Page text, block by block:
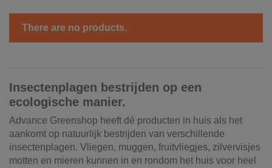
There are no products.
Insectenplagen bestrijden op een
ecologische manier.
Advance Greenshop heeft dé producten in huis als het
aankomt op natuurlijk bestrijden van verschillende
insectenplagen. Vliegen, muggen, fruitvliegjes, zilvervisjes
motten en mieren kunnen in en rondom het huis voor heel